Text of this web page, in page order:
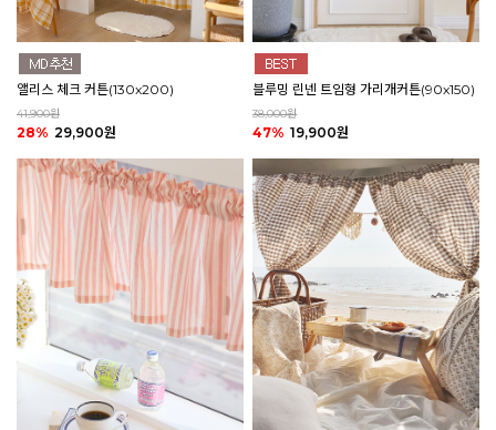
앨리스 체크 커튼(130x200)
41,900원
28% 29,900원
블루밍 린넨 트임형 가리개커튼(90x150)
38,000원
47% 19,900원